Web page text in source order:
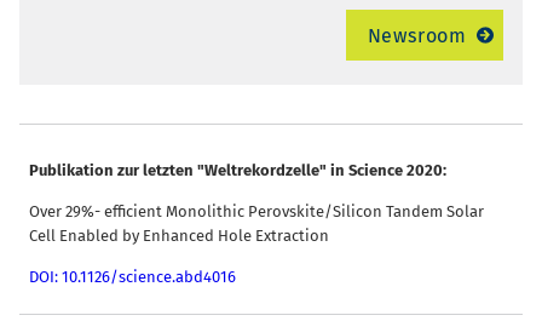
Newsroom
Publikation zur letzten "Weltrekordzelle" in Science 2020:
Over 29%- efficient Monolithic Perovskite/Silicon Tandem Solar
Cell Enabled by Enhanced Hole Extraction
DOI: 10.1126/science.abd4016